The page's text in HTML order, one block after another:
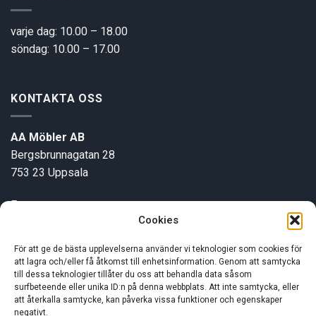
Cookies
För att ge de bästa upplevelserna använder vi teknologier som cookies för
att lagra och/eller få åtkomst till enhetsinformation. Genom att samtycka
till dessa teknologier tillåter du oss att behandla data såsom
surfbeteende eller unika ID:n på denna webbplats. Att inte samtycka, eller
att återkalla samtycke, kan påverka vissa funktioner och egenskaper
negativt.
varje dag: 10.00 – 18.00
söndag: 10.00 – 17.00
KONTAKTA OSS
AA Möbler AB
Bergsbrunnagatan 28
753 23 Uppsala
E-post:
INFORMATION
Om oss